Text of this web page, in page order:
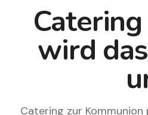
wird
Catering zur